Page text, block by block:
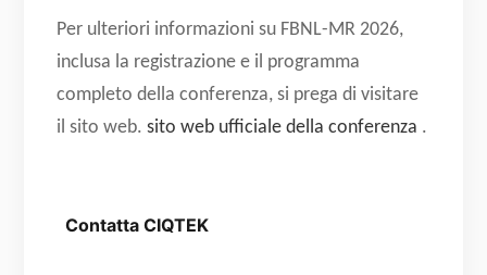
Per ulteriori informazioni su FBNL-MR 2026,
inclusa la registrazione e il programma
completo della conferenza, si prega di visitare
il sito web.sito web ufficiale della conferenza .
  Contatta CIQTEK